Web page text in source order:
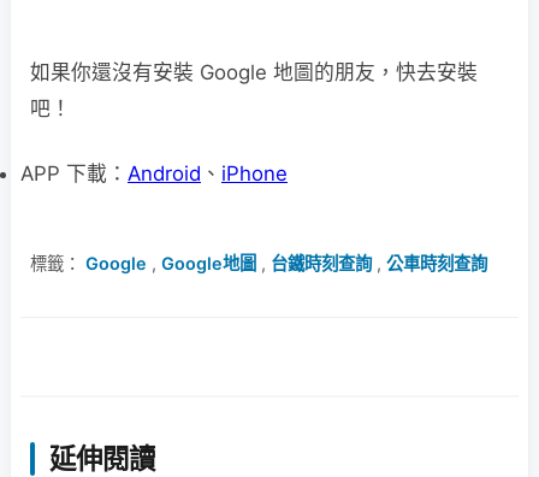
如果你還沒有安裝 Google 地圖的朋友，快去安裝
吧！
APP 下載： Android 、 iPhone
標籤： Google , Google地圖 , 台鐵時刻查詢, 公車時刻查詢
延伸閱讀